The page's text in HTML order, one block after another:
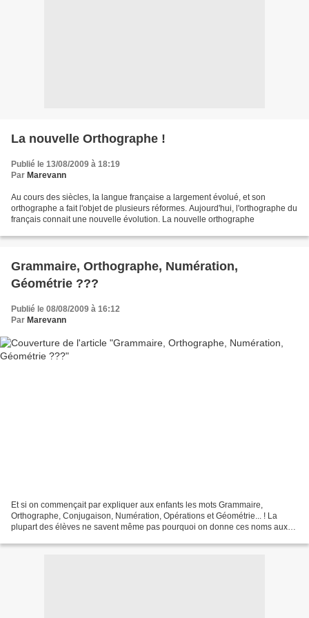
La nouvelle Orthographe !
Publié le 13/08/2009 à 18:19
Par Marevann
Au cours des siècles, la langue française a largement évolué, et son
orthographe a fait l'objet de plusieurs réformes. Aujourd'hui, l'orthographe du
français connait une nouvelle évolution. La nouvelle orthographe
Grammaire, Orthographe, Numération,
Géométrie ???
Publié le 08/08/2009 à 16:12
Par Marevann
Et si on commençait par expliquer aux enfants les mots Grammaire,
Orthographe, Conjugaison, Numération, Opérations et Géométrie... ! La
plupart des élèves ne savent même pas pourquoi on donne ces noms aux